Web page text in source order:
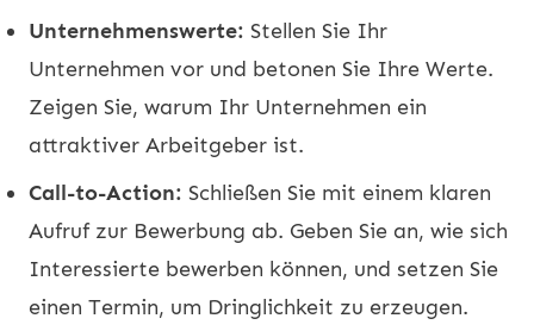
Unternehmenswerte: Stellen Sie Ihr
Unternehmen vor und betonen Sie Ihre Werte.
Zeigen Sie, warum Ihr Unternehmen ein
attraktiver Arbeitgeber ist.
Call-to-Action: Schließen Sie mit einem klaren
Aufruf zur Bewerbung ab. Geben Sie an, wie sich
Interessierte bewerben können, und setzen Sie
einen Termin, um Dringlichkeit zu erzeugen.